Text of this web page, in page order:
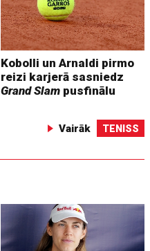
Kobolli un Arnaldi pirmo
reizi karjerā sasniedz
Grand Slam pusfinālu
Vairāk TENISS